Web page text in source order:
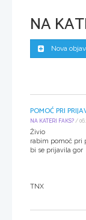
NA
Nova
POMOĆ PRI
NA KATERI FAKS? /
Živio
rabim pomoč pri
bi se prijavila gor
TNX